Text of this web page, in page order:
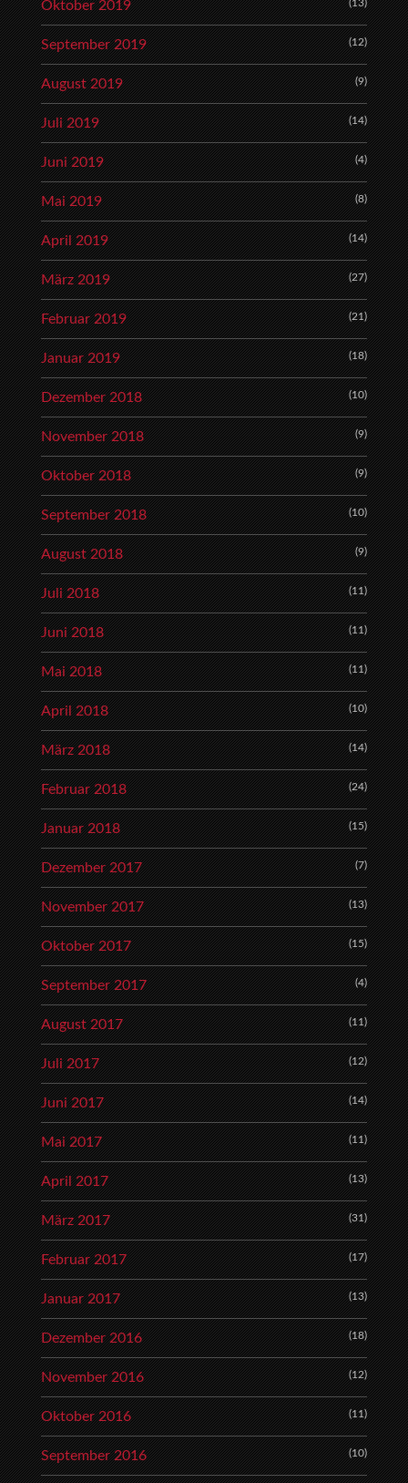
Oktober 2019 (13)
September 2019 (12)
August 2019 (9)
Juli 2019 (14)
Juni 2019 (4)
Mai 2019 (8)
April 2019 (14)
März 2019 (27)
Februar 2019 (21)
Januar 2019 (18)
Dezember 2018 (10)
November 2018 (9)
Oktober 2018 (9)
September 2018 (10)
August 2018 (9)
Juli 2018 (11)
Juni 2018 (11)
Mai 2018 (11)
April 2018 (10)
März 2018 (14)
Februar 2018 (24)
Januar 2018 (15)
Dezember 2017 (7)
November 2017 (13)
Oktober 2017 (15)
September 2017 (4)
August 2017 (11)
Juli 2017 (12)
Juni 2017 (14)
Mai 2017 (11)
April 2017 (13)
März 2017 (31)
Februar 2017 (17)
Januar 2017 (13)
Dezember 2016 (18)
November 2016 (12)
Oktober 2016 (11)
September 2016 (10)